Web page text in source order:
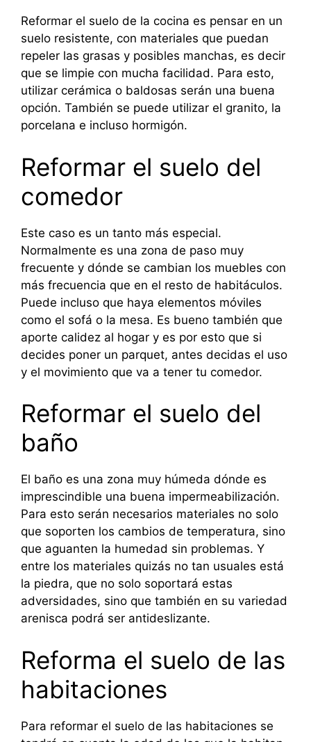
Reformar el suelo de la cocina es pensar en un
suelo resistente, con materiales que puedan
repeler las grasas y posibles manchas, es decir
que se limpie con mucha facilidad. Para esto,
utilizar cerámica o baldosas serán una buena
opción. También se puede utilizar el granito, la
porcelana e incluso hormigón.
Reformar el suelo del
comedor
Este caso es un tanto más especial.
Normalmente es una zona de paso muy
frecuente y dónde se cambian los muebles con
más frecuencia que en el resto de habitáculos.
Puede incluso que haya elementos móviles
como el sofá o la mesa. Es bueno también que
aporte calidez al hogar y es por esto que si
decides poner un parquet, antes decidas el uso
y el movimiento que va a tener tu comedor.
Reformar el suelo del
baño
El baño es una zona muy húmeda dónde es
imprescindible una buena impermeabilización.
Para esto serán necesarios materiales no solo
que soporten los cambios de temperatura, sino
que aguanten la humedad sin problemas. Y
entre los materiales quizás no tan usuales está
la piedra, que no solo soportará estas
adversidades, sino que también en su variedad
arenisca podrá ser antideslizante.
Reforma el suelo de las
habitaciones
Para reformar el suelo de las habitaciones se